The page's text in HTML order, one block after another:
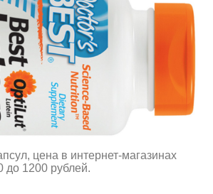
цена в интернет-магазинах
до 1200 рублей.